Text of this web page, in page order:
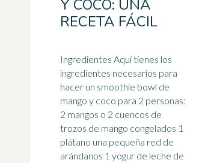
Y COCO: UNA
RECETA FÁCIL
Ingredientes Aquí tienes los
ingredientes necesarios para
hacer un smoothie bowl de
mango y coco para 2 personas:
2 mangos o 2 cuencos de
trozos de mango congelados 1
plátano una pequeña red de
arándanos 1 yogur de leche de